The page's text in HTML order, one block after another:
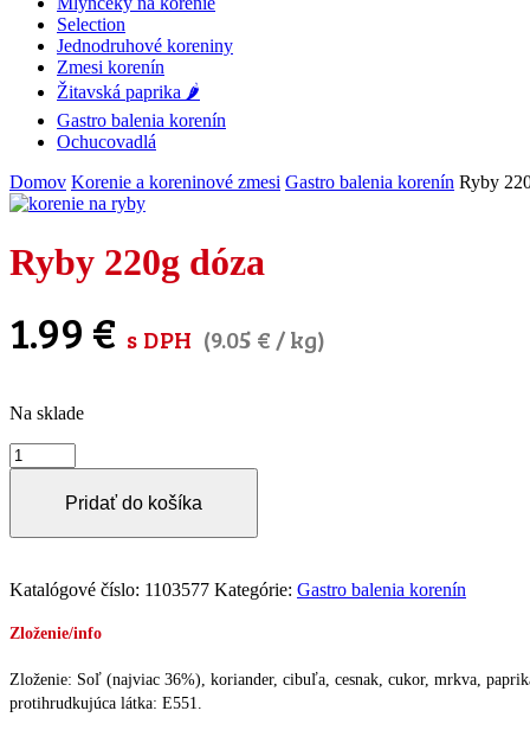
Selection
Jednodruhové koreniny
Zmesi korenín
Žitavská paprika 🌶
Gastro balenia korenín
Ochucovadlá
Domov Korenie a koreninové zmesi Gastro balenia korenín Ryby
Ryby 220g dóza
1.99 € s DPH (9.05 € / kg)
Na sklade
množstvo
Ryby
Pridať do košíka
Katalógové číslo: 1103577 Kategórie: Gastro balenia korenín
Zloženie/info
Zloženie: Soľ (najviac 36%), koriander, cibuľa, cesnak, cukor, mrkva,
protihrudkujúca látka: E551.